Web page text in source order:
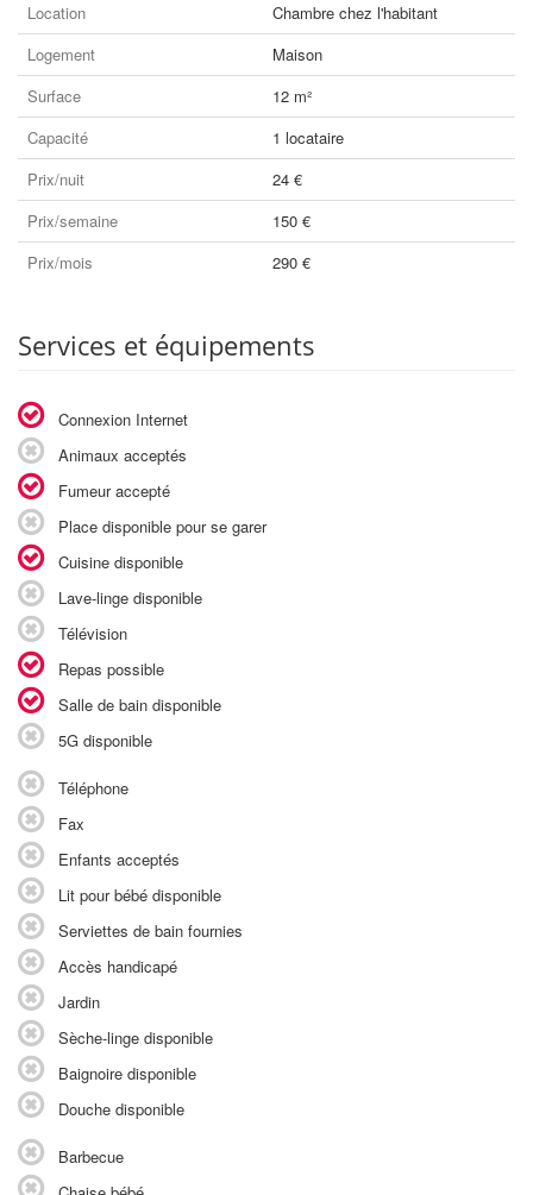
Location
Chambre chez l'habitant
Logement
Maison
Surface
12 m²
Capacité
1 locataire
Prix/nuit
24 €
Prix/semaine
150 €
Prix/mois
290 €
Services et équipements
Connexion Internet
Animaux acceptés
Fumeur accepté
Place disponible pour se garer
Cuisine disponible
Lave-linge disponible
Télévision
Repas possible
Salle de bain disponible
5G disponible
Téléphone
Fax
Enfants acceptés
Lit pour bébé disponible
Serviettes de bain fournies
Accès handicapé
Jardin
Sèche-linge disponible
Baignoire disponible
Douche disponible
Barbecue